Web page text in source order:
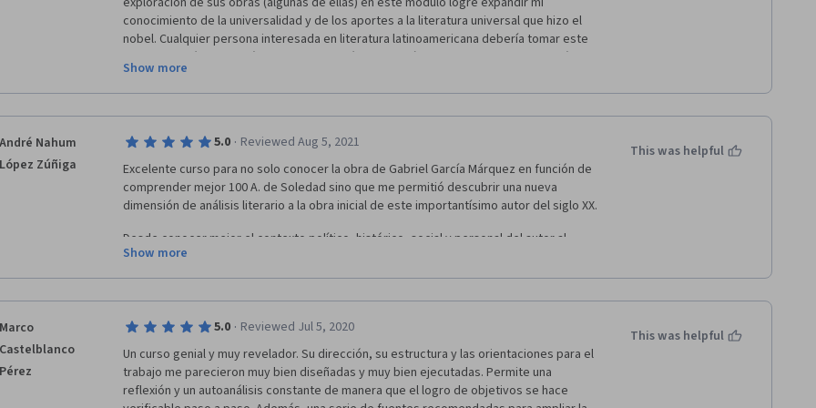
Por cierto, ya aprobé la sexta semana, pero sigue sin ser calificada la quinta semana.
Qué pasa????
conocimiento de la universalidad y de los aportes a la literatura universal que hizo el
nobel. Cualquier persona interesada en literatura latinoamericana debería tomar este
curso. Los módulos están estructurados lógica y analíticamente para hacer un análisis
profundo. El conocimiento de los catedráticos  y la forma en que se permite participar
en los foros y avanzar en el estudio de las obras hacen de este curso una experiencia
agradable, Este es mi primer curso que tomo online en español en esta plataforma , y
Show more
André Nahum
López Zúñiga
5.0 · Reviewed Aug 5, 2021
Excelente curso para no solo conocer la obra de Gabriel García Márquez en función de
comprender mejor 100 A. de Soledad sino que me permitió descubrir una nueva
dimensión de análisis literario a la obra inicial de este importantísimo autor del siglo XX.
Desde conocer mejor el contexto político, histórico, social y personal del autor al
momento de la realización de la novela hasta comprender las técnicas narrativas y
gramaticales que usa Gabriel García Márquez para dar mejor a comprender las ideas
Show more
This was helpful
Marco
Castelblanco
Pérez
5.0 · Reviewed Jul 5, 2020
Un curso genial y muy revelador. Su dirección, su estructura y las orientaciones para el
trabajo me parecieron muy bien diseñadas y muy bien ejecutadas. Permite una
reflexión y un autoanálisis constante de manera que el logro de objetivos se hace
This was helpful